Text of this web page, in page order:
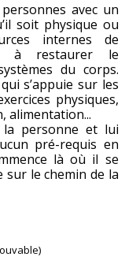
avec un
soit physique ou
internes de
à restaurer le
du corps.
s’appuie sur les
physiques,
alimentation...
la personne et lui
pré-requis en
là où il se
le chemin de la